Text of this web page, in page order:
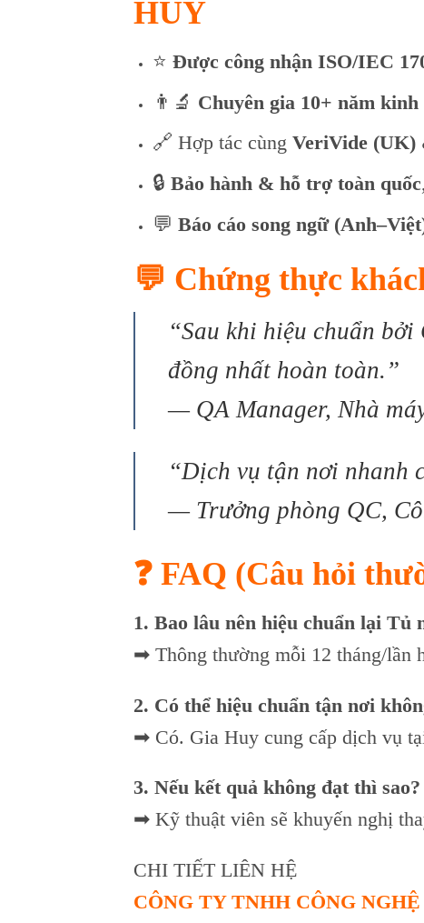
HUY
⭐ Được công nhận ISO/IEC
👨‍🔬 Chuyên gia 10+ năm kinh
🔗 Hợp tác cùng VeriVide (UK)
🔒 Bảo hành & hỗ trợ toàn quốc
💬 Báo cáo song ngữ
💬 Chứng thực
“Sau khi hiệu chuẩn
đồng nhất hoàn toàn.”
— QA Manager, Nhà
“Dịch vụ tận nơi nhanh
— Trưởng phòng QC,
❓ FAQ (Câu hỏi
1. Bao lâu nên hiệu chuẩn lại Tủ
➡ Thông thường mỗi 12 tháng/lần
2. Có thể hiệu chuẩn tận nơi
➡ Có. Gia Huy cung cấp dịch vụ
3. Nếu kết quả không đạt thì sao?
➡ Kỹ thuật viên sẽ khuyến nghị
CHI TIẾT LIÊN HỆ
CÔNG TY TNHH CÔNG